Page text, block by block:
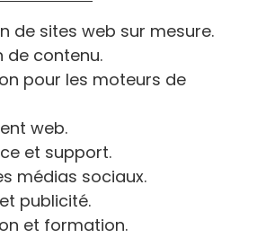
de sites web sur mesure.
de contenu.
pour les moteurs de
web.
et support.
médias sociaux.
publicité.
et formation.